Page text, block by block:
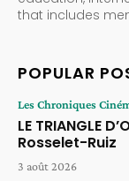
that includes
POPULAR
Les Chroniques
LE TRIANGLE
Rosselet-Ruiz
3 août 2026